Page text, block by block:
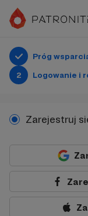
Próg
2
Logowanie i
Zarejestruj